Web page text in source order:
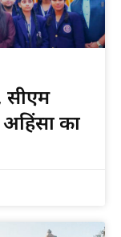
सीएम
का